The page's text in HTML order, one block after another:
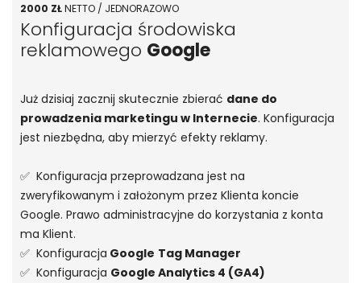
2000 ZŁNETTO / JEDNORAZOWO
Konfiguracja środowiska
reklamowego Google
Już dzisiaj zacznij skutecznie zbierać dane do
prowadzenia marketingu w Internecie. Konfiguracja
jest niezbędna, aby mierzyć efekty reklamy.
✅ Konfiguracja przeprowadzana jest na
zweryfikowanym i założonym przez Klienta koncie
Google. Prawo administracyjne do korzystania z konta
ma Klient.
✅ Konfiguracja Google Tag Manager
✅ Konfiguracja Google Analytics 4 (GA4)